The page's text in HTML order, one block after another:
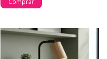
Comprar